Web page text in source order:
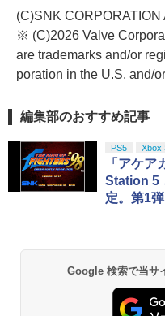
(C)SNK
※ (C)2026 Valve
are trademarks and/or
poration in the U.S. and/
編集部のおすすめ記事
PS5 Xbox
「アケ
Station 5
定。第1
Google 検索で当サ